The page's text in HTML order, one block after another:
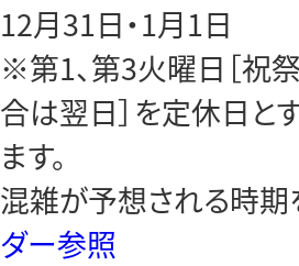
12月31日・1月1日
※第1、第3火曜日［祝
合は翌日］を定休日と
ます。
混雑が予想される時期
ダー参照